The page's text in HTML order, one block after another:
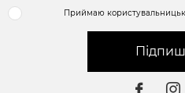
Приймаю